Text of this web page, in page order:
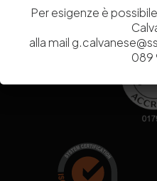
081 5979100
Per esigenze è
alla mail
089